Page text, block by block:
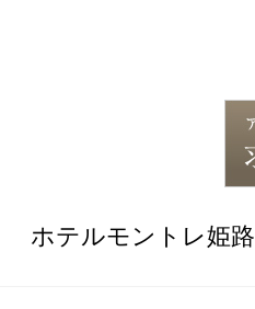
ホテルモントレ姫路